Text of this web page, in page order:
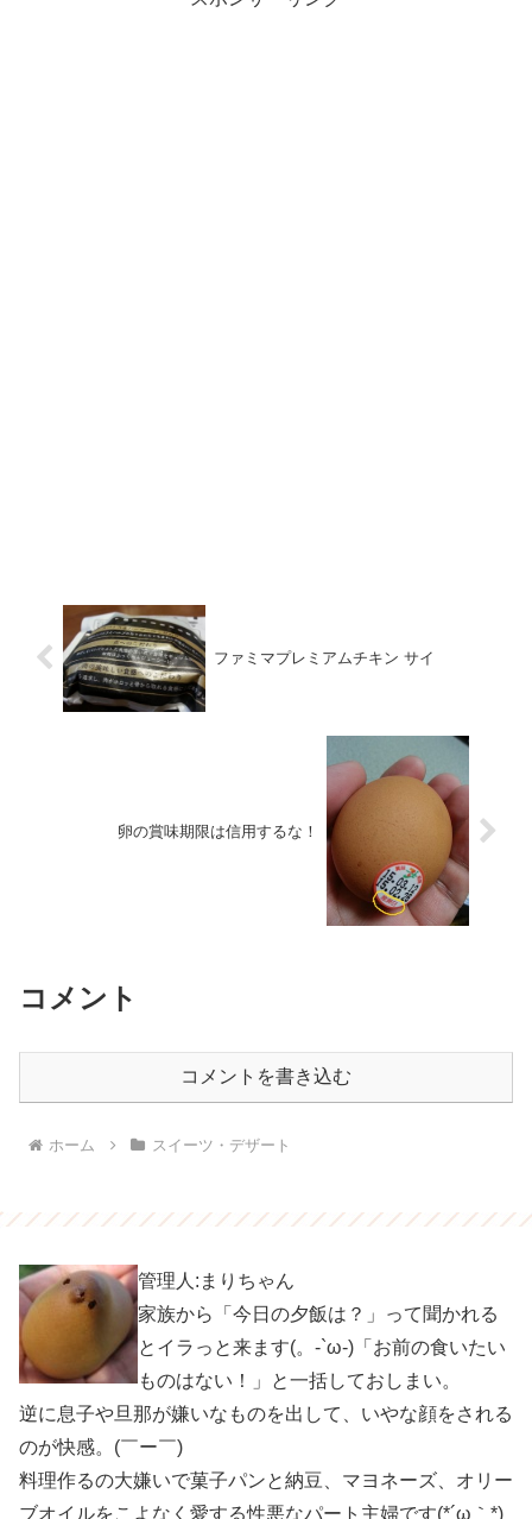
ファミマプレミアムチキン サイ
卵の賞味期限は信用するな！
コメント
コメントを書き込む
ホーム スイーツ・デザート
管理人:まりちゃん
家族から「今日の夕飯は？」って聞かれる
とイラっと来ます(。-`ω-)「お前の食いたい
ものはない！」と一括しておしまい。
逆に息子や旦那が嫌いなものを出して、いやな顔をされる
のが快感。(￣ー￣)
料理作るの大嫌いで菓子パンと納豆、マヨネーズ、オリー
ブオイルをこよなく愛する性悪なパート主婦です(*´ω｀*)